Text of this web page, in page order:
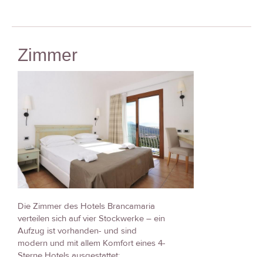
Zimmer
Die Zimmer des Hotels Brancamaria
verteilen sich auf vier Stockwerke – ein
Aufzug ist vorhanden- und sind
modern und mit allem Komfort eines 4-